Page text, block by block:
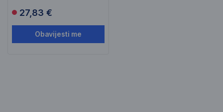
27,83 €
Obavijesti me